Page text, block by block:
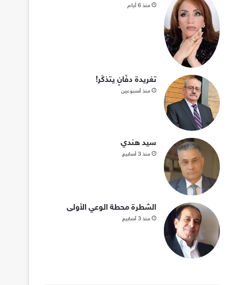
منذ 6 أيام
تغريدة دفّانٍ يتذكّر!
منذ أسبوعين
سيد هندي
منذ 3 أسابيع
الشطرة محطة الوعي الأولى
منذ 3 أسابيع